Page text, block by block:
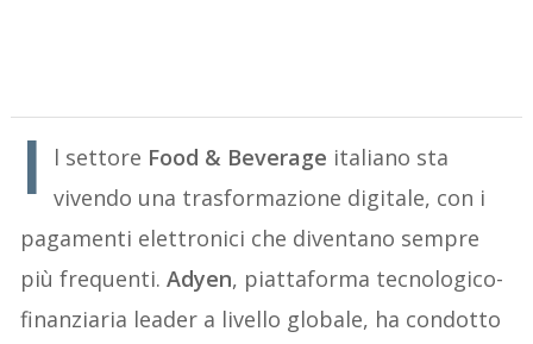
I l settore Food & Beverage italiano sta
vivendo una trasformazione digitale, con i
pagamenti elettronici che diventano sempre
più frequenti.Adyen, piattaforma tecnologico-
finanziaria leader a livello globale, ha condotto